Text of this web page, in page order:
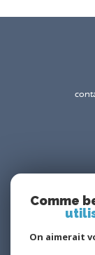
Comme
On aimerait